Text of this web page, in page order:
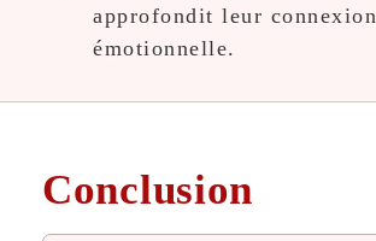
approfondit leur connexion
émotionnelle.
Conclusion